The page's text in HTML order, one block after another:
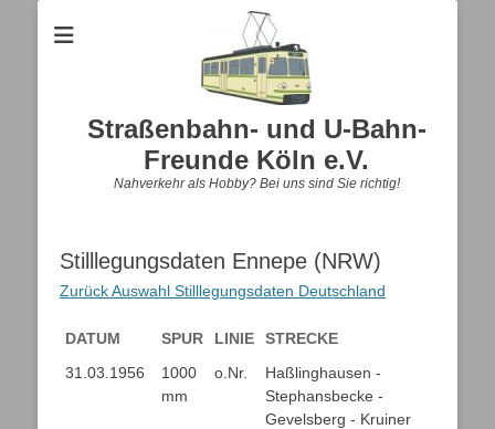
Straßenbahn- und U-Bahn-
Freunde Köln e.V.
Nahverkehr als Hobby? Bei uns sind Sie richtig!
Stilllegungsdaten Ennepe (NRW)
Zurück Auswahl Stilllegungsdaten Deutschland
DATUM SPUR LINIE
STRECKE
DATUM
SPUR LINIE STRECKE
31.03.1956
1000
mm
o.Nr.
Haßlinghausen -
Stephansbecke -
Gevelsberg - Kruiner